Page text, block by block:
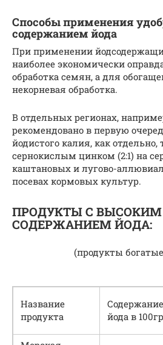
Способы применения
содержанием йода
При применении
наиболее экономически
обработка семян, а для
некорневая обработка.
В отдельных регионах,
рекомендовано в первую
йодистого калия, как отдельно,
сернокислым цинком (2:1) на
каштановых и лугово-
посевах кормовых культур.
ПРОДУКТЫ С ВЫСОКИМ
СОДЕРЖАНИЕМ ЙОДА:
(продукты
Название
продукта
Содержание
йода в 100гр